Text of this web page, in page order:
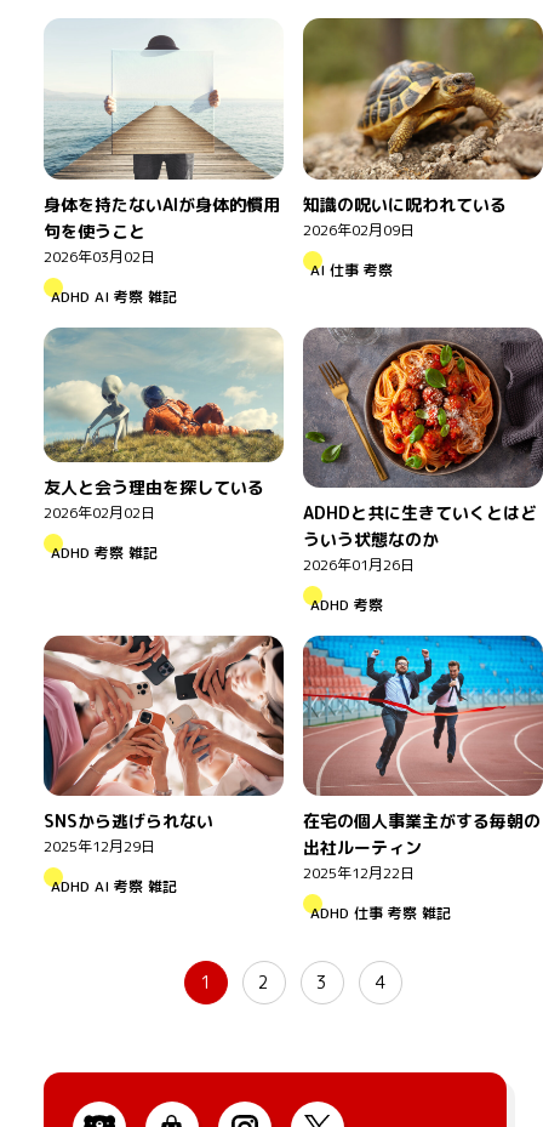
身体を持たないAIが身体的慣用
句を使うこと
2026年03月02日
ADHD AI 考察 雑記
知識の呪いに呪われている
2026年02月09日
AI 仕事 考察
友人と会う理由を探している
2026年02月02日
ADHD 考察 雑記
ADHDと共に生きていくとはど
ういう状態なのか
2026年01月26日
ADHD 考察
SNSから逃げられない
2025年12月29日
ADHD AI 考察 雑記
在宅の個人事業主がする毎朝の
出社ルーティン
2025年12月22日
ADHD 仕事 考察 雑記
1 2 3 4